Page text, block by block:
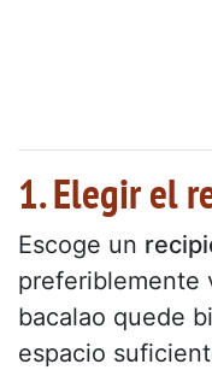
1. Elegir el
Escoge un
preferiblemente
bacalao quede
espacio